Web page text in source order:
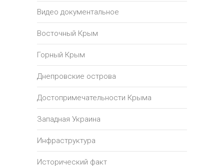
Видео документальное
Восточный Крым
Горный Крым
Днепровские острова
Достопримечательности Крыма
Западная Украина
Инфраструктура
Исторический факт